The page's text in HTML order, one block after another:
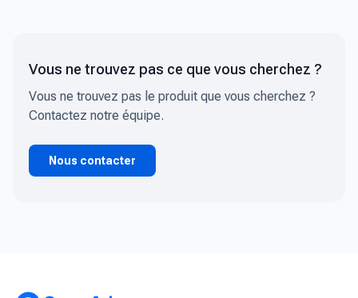
Vous ne trouvez pas ce que vous cherchez ?
Vous ne trouvez pas le produit que vous cherchez ?
Contactez notre équipe.
Nous contacter